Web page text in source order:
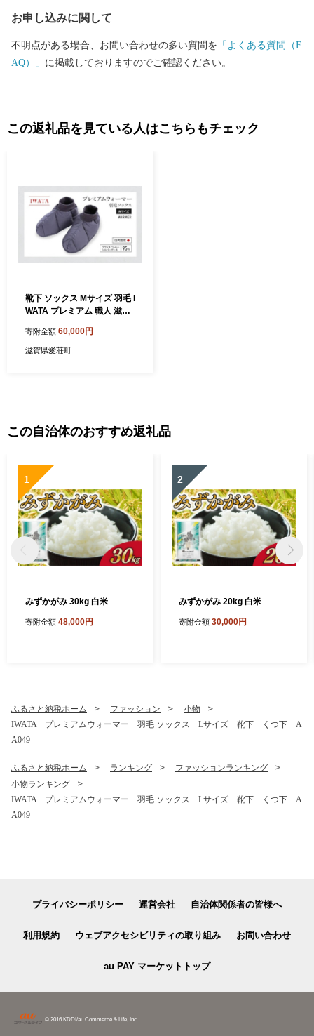
皇の勅願により行基が開山。近世には中山道65番目の宿場として
愛知川宿が栄えたほか、明治には郡役所や警察などの官公署が置
かれ、近江鉄道が開通するなど、古くから地方の中心として発展
しました。
お申し込みに関して
不明点がある場合、お問い合わせの多い質問を 「よくある質問（F
AQ）」 に掲載しておりますのでご確認ください。
この返礼品を見ている人はこちらもチェック
靴下 ソックス Mサイズ 羽毛 I
WATA プレミアム 職人 滋賀
寄附金額 60,000円
滋賀県愛荘町
この自治体のおすすめ返礼品
1
みずかがみ 30kg 白米
寄附金額 48,000円
2
みずかがみ 20kg 白米
寄附金額 30,000円
ふるさと納税ホーム ファッション
小物
IWATA プレミアムウォーマー 羽毛 ソックス Lサイズ 靴下 くつ下 A
A049
ふるさと納税ホーム ランキング
ファッションランキング
小物ランキング
IWATA プレミアムウォーマー 羽毛 ソックス Lサイズ 靴下 くつ下 A
A049
プライバシーポリシー 運営会社 自治体関係者の皆様へ
利用規約 ウェブアクセシビリティの取り組み お問い合わせ
au PAY マーケットトップ
© 2016 KDDI/au Commerce & Life, Inc.